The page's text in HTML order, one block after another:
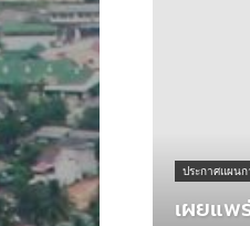
ประกาศแผน
เผยแพ